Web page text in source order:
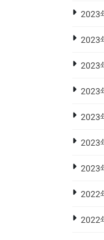
2023
2023
2023
2023
2023
2023
2023
2022
2022